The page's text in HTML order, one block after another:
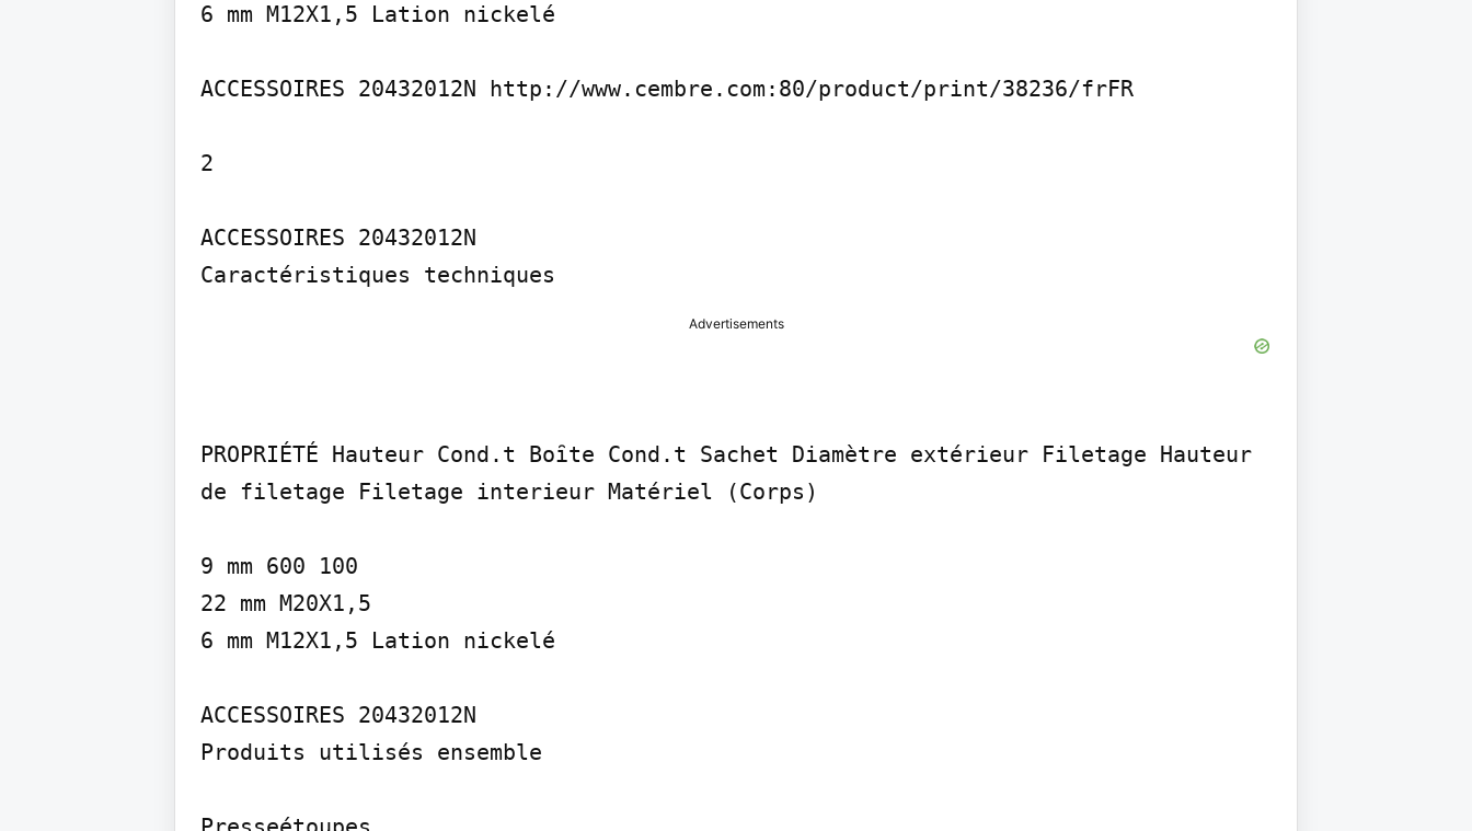
6 mm M12X1,5 Lation nickelé
ACCESSOIRES 20432012N http://www.cembre.com:80/product/print/38236/fr­FR
2
ACCESSOIRES 20432012N
Advertisements
PROPRIÉTÉ Hauteur Cond.t Boȋte Cond.t Sachet Diamètre extérieur Filetage Hauteur
de filetage Filetage interieur Matériel (Corps)
9 mm 600 100
22 mm M20X1,5
6 mm M12X1,5 Lation nickelé
ACCESSOIRES 20432012N
Produits utilisés ensemble